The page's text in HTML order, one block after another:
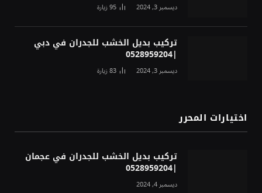
ديسمبر 3, 2024 95زيارة
تركيب بديل الخشب للجدران في دبي
|0528959204
ديسمبر 3, 2024 83زيارة
اختيارات المحرر
تركيب بديل الخشب للجدران في عجمان
|0528959204
ديسمبر 4, 2024